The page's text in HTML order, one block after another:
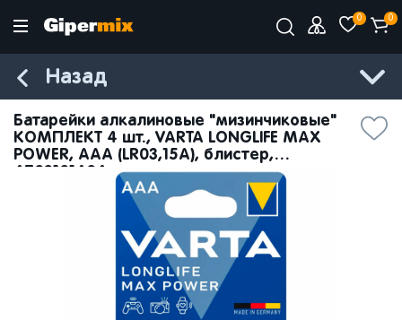
0 0
Назад
Батарейки алкалиновые "мизинчиковые"
КОМПЛЕКТ 4 шт., VARTA LONGLIFE MAX
POWER, ААА (LR03,15А), блистер,
4703101404